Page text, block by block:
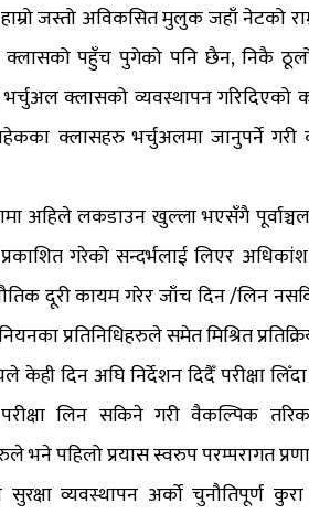
जस्तो अविकसित मुलुक जहाँ नेटको
पहुँच पुगेको पनि छैन, निकै
भर्चुअल क्लासको व्यवस्थापन
क्लासहरु भर्चुअलमा जानुपर्ने
अहिले लकडाउन खुल्ला भएसँगै पूर्वाञ्चल
गरेको सन्दर्भलाई लिएर
दूरी कायम गरेर जाँच दिन /लिन
युनियनका प्रतिनिधिहरुले समेत मिश्रित
केही दिन अघि निर्देशन दिदैँ परीक्षा
लिन सकिने गरी वैकल्पिक
भने पहिलो प्रयास स्वरुप परम्परागत
सुरक्षा व्यवस्थापन अर्को चुनौतिपूर्ण